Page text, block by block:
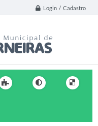
Login / Cadastro